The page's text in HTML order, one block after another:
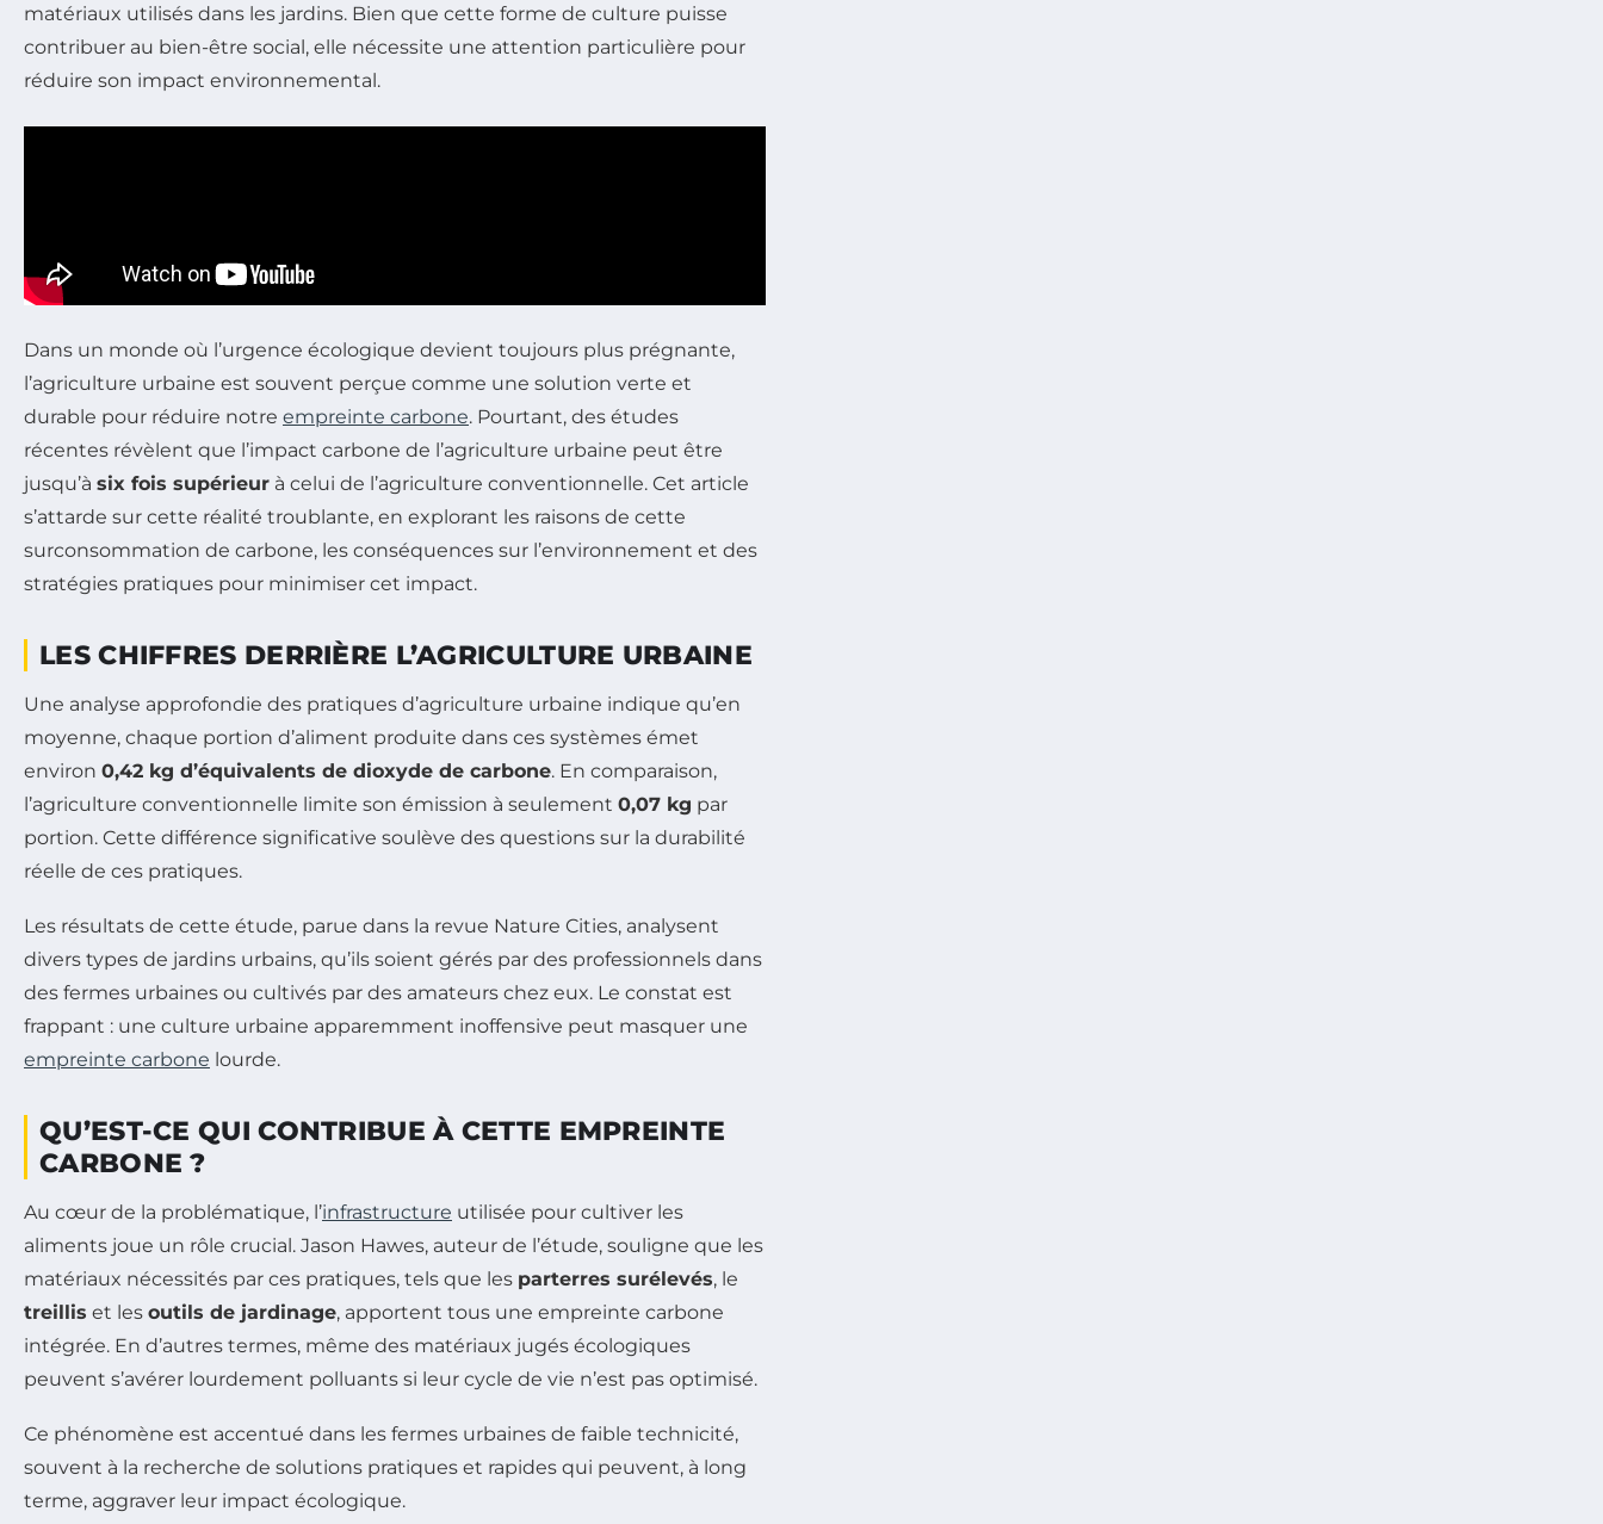
matériaux utilisés dans les jardins. Bien que cette forme de culture puisse
contribuer au bien-être social, elle nécessite une attention particulière pour
réduire son impact environnemental.
Dans un monde où l’urgence écologique devient toujours plus prégnante,
l’agriculture urbaine est souvent perçue comme une solution verte et
durable pour réduire notre empreinte carbone. Pourtant, des études
récentes révèlent que l’impact carbone de l’agriculture urbaine peut être
jusqu’à six fois supérieur à celui de l’agriculture conventionnelle. Cet article
s’attarde sur cette réalité troublante, en explorant les raisons de cette
surconsommation de carbone, les conséquences sur l’environnement et des
stratégies pratiques pour minimiser cet impact.
LES CHIFFRES DERRIÈRE L’AGRICULTURE URBAINE
Une analyse approfondie des pratiques d’agriculture urbaine indique qu’en
moyenne, chaque portion d’aliment produite dans ces systèmes émet
environ 0,42 kg d’équivalents de dioxyde de carbone. En comparaison,
l’agriculture conventionnelle limite son émission à seulement 0,07 kg par
portion. Cette différence significative soulève des questions sur la durabilité
réelle de ces pratiques.
Les résultats de cette étude, parue dans la revue Nature Cities, analysent
divers types de jardins urbains, qu’ils soient gérés par des professionnels dans
des fermes urbaines ou cultivés par des amateurs chez eux. Le constat est
frappant : une culture urbaine apparemment inoffensive peut masquer une
empreinte carbone lourde.
QU’EST-CE QUI CONTRIBUE À CETTE EMPREINTE
CARBONE ?
Au cœur de la problématique, l’infrastructure utilisée pour cultiver les
aliments joue un rôle crucial. Jason Hawes, auteur de l’étude, souligne que les
matériaux nécessités par ces pratiques, tels que les parterres surélevés, le
treillis et les outils de jardinage, apportent tous une empreinte carbone
intégrée. En d’autres termes, même des matériaux jugés écologiques
peuvent s’avérer lourdement polluants si leur cycle de vie n’est pas optimisé.
Ce phénomène est accentué dans les fermes urbaines de faible technicité,
souvent à la recherche de solutions pratiques et rapides qui peuvent, à long
terme, aggraver leur impact écologique.